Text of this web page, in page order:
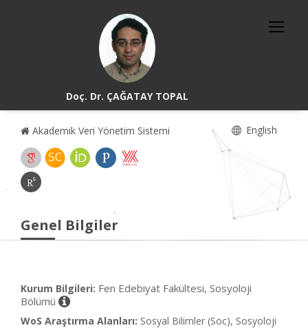
Doç. Dr. ÇAĞATAY TOPAL
Akademik Veri Yönetim Sistemi English
Genel Bilgiler
Kurum Bilgileri: Fen Edebiyat Fakültesi, Sosyoloji
Bölümü
WoS Araştırma Alanları: Sosyal Bilimler (Soc), Sosyoloji